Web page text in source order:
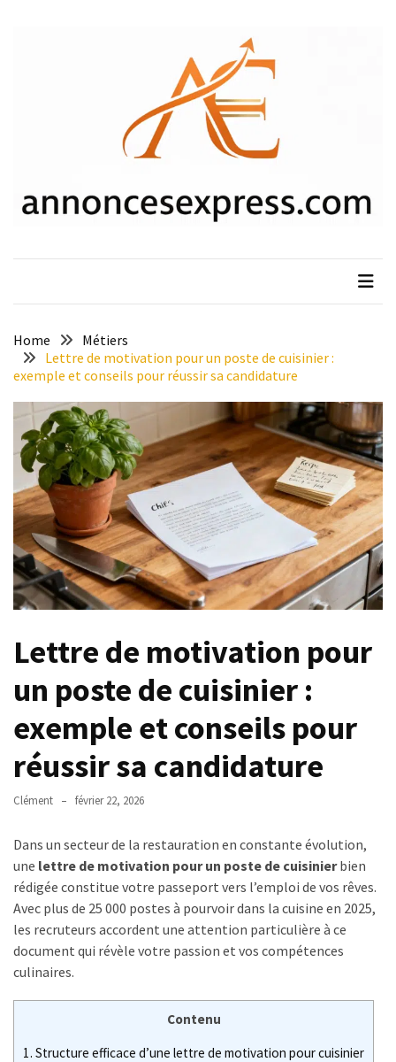
garant
d’une
location
Fissure
du
tendon
du
coude
arrêt
de
travail
combien
temps
quelles
démarches
impôt
sur
revenu
quels
comment
Home
Métiers
Lettre de motivation pour un poste de cuisinier :
exemple et conseils pour réussir sa candidature
Lettre de motivation pour
un poste de cuisinier :
exemple et conseils pour
réussir sa candidature
Clément février 22, 2026
Dans un secteur de la restauration en constante évolution,
une lettre de motivation pour un poste de cuisinierbien
rédigée constitue votre passeport vers l’emploi de vos rêves.
Avec plus de 25 000 postes à pourvoir dans la cuisine en 2025,
les recruteurs accordent une attention particulière à ce
document qui révèle votre passion et vos compétences
culinaires.
Contenu
1. Structure efficace d’une lettre de motivation pour cuisinier